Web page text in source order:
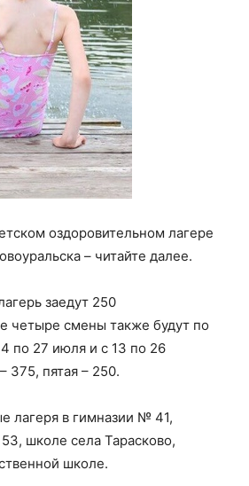
оздоровительном лагере
– читайте далее.
заедут 250
четыре смены также будут по
по 27 июля и с 13 по 26
375, пятая – 250.
лагеря в гимназии № 41,
школе села Тарасково,
школе.